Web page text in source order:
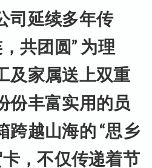
司延续多年传
共团圆” 为理
及家属送上双重
份丰富实用的员
跨越山海的 “思乡
卡，不仅传递着节